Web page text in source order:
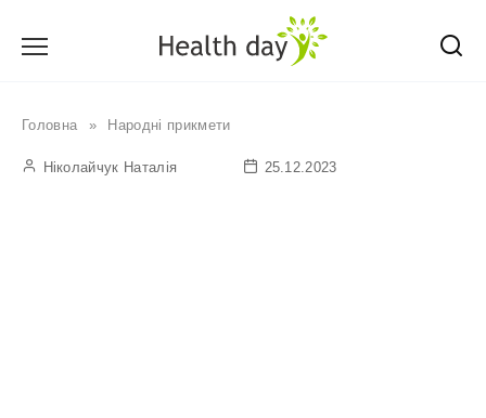
Головна » Народні прикмети
Ніколайчук Наталія 25.12.2023